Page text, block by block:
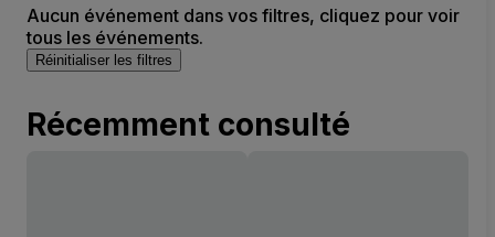
Aucun événement dans vos filtres, cliquez pour voir
tous les événements.
Réinitialiser les filtres
Récemment consulté